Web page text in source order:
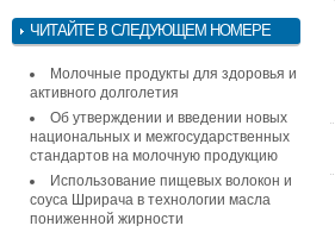
ЧИТАЙТЕ В СЛЕДУЮЩЕМ НОМЕРЕ
Молочные продукты для здоровья и
активного долголетия
Об утверждении и введении новых
национальных и межгосударственных
стандартов на молочную продукцию
Использование пищевых волокон и
соуса Шрирача в технологии масла
пониженной жирности